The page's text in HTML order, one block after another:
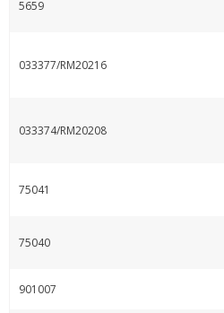
5659
033377/RM20216
033374/RM20208
75041
75040
901007